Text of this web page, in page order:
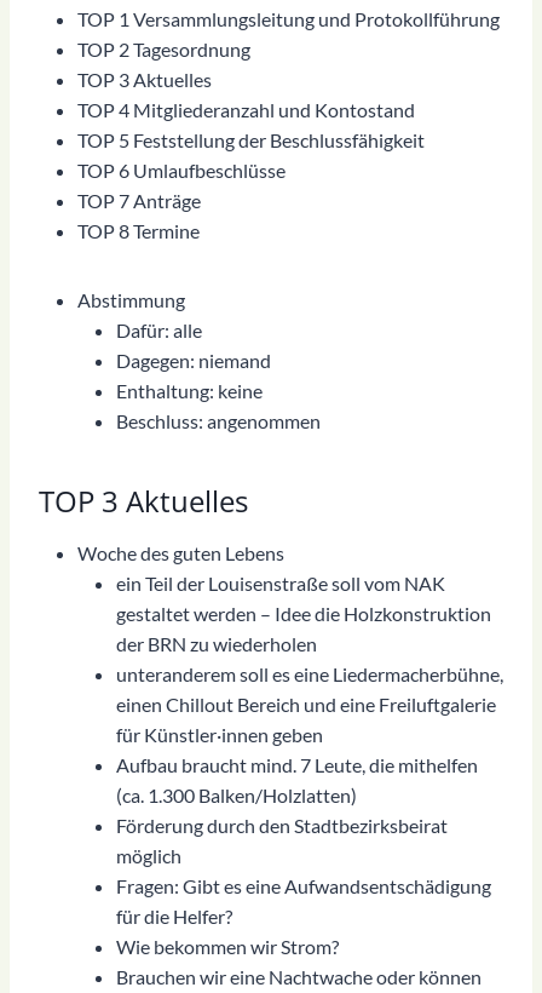
TOP 1 Versammlungsleitung und Protokollführung
TOP 2 Tagesordnung
TOP 3 Aktuelles
TOP 4 Mitgliederanzahl und Kontostand
TOP 5 Feststellung der Beschlussfähigkeit
TOP 6 Umlaufbeschlüsse
TOP 7 Anträge
TOP 8 Termine
Abstimmung
Dafür: alle
Dagegen: niemand
Enthaltung: keine
Beschluss: angenommen
TOP 3 Aktuelles
Woche des guten Lebens
ein Teil der Louisenstraße soll vom NAK
gestaltet werden – Idee die Holzkonstruktion
der BRN zu wiederholen
unteranderem soll es eine Liedermacherbühne,
einen Chillout Bereich und eine Freiluftgalerie
für Künstler·innen geben
Aufbau braucht mind. 7 Leute, die mithelfen
(ca. 1.300 Balken/Holzlatten)
Förderung durch den Stadtbezirksbeirat
möglich
Fragen: Gibt es eine Aufwandsentschädigung
für die Helfer?
Wie bekommen wir Strom?
Brauchen wir eine Nachtwache oder können